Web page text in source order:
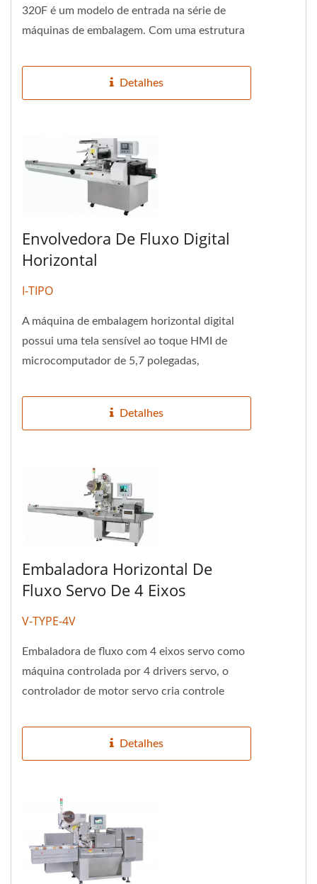
320F é um modelo de entrada na série de
máquinas de embalagem. Com uma estrutura
Detalhes
Envolvedora De Fluxo Digital
Horizontal
I-TIPO
A máquina de embalagem horizontal digital
possui uma tela sensível ao toque HMI de
microcomputador de 5,7 polegadas,
Detalhes
Embaladora Horizontal De
Fluxo Servo De 4 Eixos
V-TYPE-4V
Embaladora de fluxo com 4 eixos servo como
máquina controlada por 4 drivers servo, o
controlador de motor servo cria controle
Detalhes